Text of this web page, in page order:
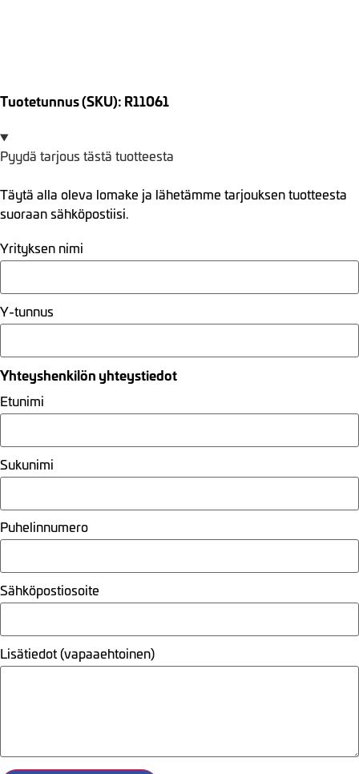
Tuotetunnus (SKU): R11061
Pyydä tarjous tästä tuotteesta
Täytä alla oleva lomake ja lähetämme tarjouksen tuotteesta
suoraan sähköpostiisi.
Yrityksen nimi
Y-tunnus
Yhteyshenkilön yhteystiedot
Etunimi
Sukunimi
Puhelinnumero
Sähköpostiosoite
Lisätiedot (vapaaehtoinen)